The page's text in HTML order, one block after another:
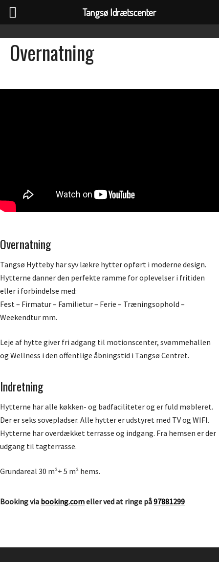
Overnatning
Overnatning
Tangsø Hytteby har syv lækre hytter opført i moderne design.
Hytterne danner den perfekte ramme for oplevelser i fritiden
eller i forbindelse med:
Fest – Firmatur – Familietur – Ferie – Træningsophold –
Weekendtur mm.
Leje af hytte giver fri adgang til motionscenter, svømmehallen
og Wellness i den offentlige åbningstid i Tangsø Centret.
Indretning
Hytterne har alle køkken- og badfaciliteter og er fuld møbleret.
Der er seks sovepladser. Alle hytter er udstyret med TV og WIFI.
Hytterne har overdækket terrasse og indgang. Fra hemsen er der
udgang til tagterrasse.
Grundareal 30 m²+ 5 m² hems.
Booking via booking.comeller ved at ringe på97881299
Tangsø Idrætscenter